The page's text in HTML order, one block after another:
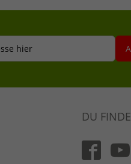
hier
DU